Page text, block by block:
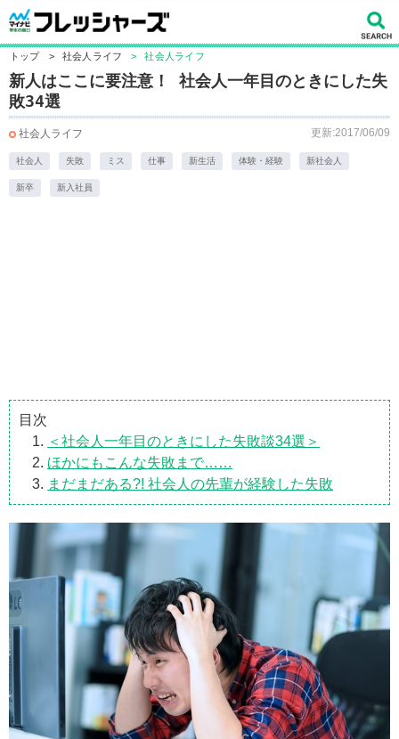
トップ > 社会人ライフ > 社会人ライフ
新人はここに要注意！ 社会人一年目のときにした失
敗34選
社会人ライフ 更新:2017/06/09
社会人 失敗 ミス 仕事 新生活 体験・経験 新社会人
新卒 新入社員
目次
＜社会人一年目のときにした失敗談34選＞
ほかにもこんな失敗まで……
まだまだある?! 社会人の先輩が経験した失敗